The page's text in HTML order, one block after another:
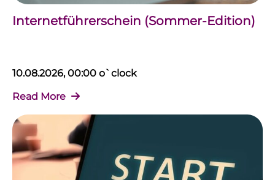
Internetführerschein (Sommer-Edition)
10.08.2026, 00:00 o`clock
Read More